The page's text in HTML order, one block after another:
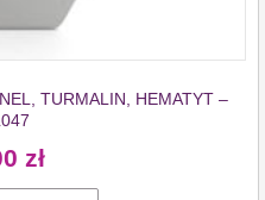
TURMALIN, HEMATYT –
zł